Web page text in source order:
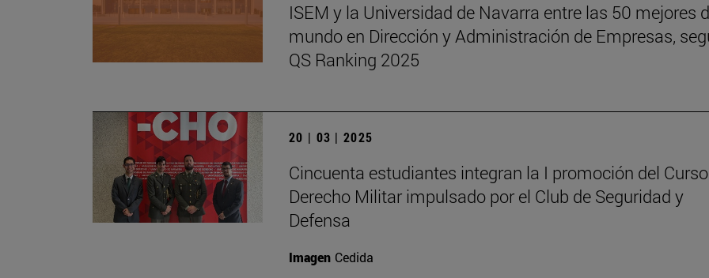
ISEM y la Universidad de Navarra entre las 50 mejores
mundo en Dirección y Administración de Empresas,
QS Ranking 2025
20 | 03 | 2025
Cincuenta estudiantes integran la I promoción del
Derecho Militar impulsado por el Club de Seguridad y
Defensa
Imagen Cedida